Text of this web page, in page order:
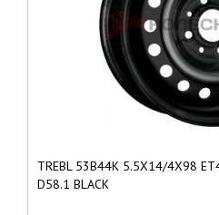
TREBL 53B44K 5.5X14/4X98
D58.1 BLACK